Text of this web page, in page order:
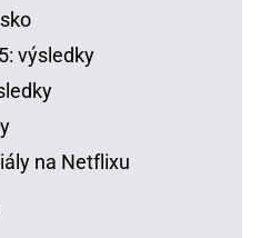
výsledky
na Netflixu